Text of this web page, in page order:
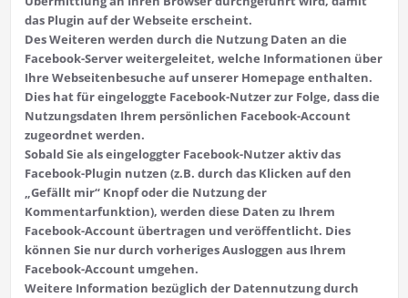
das Plugin auf der Webseite erscheint.
Des Weiteren werden durch die Nutzung Daten an die
Facebook-Server weitergeleitet, welche Informationen über
Ihre Webseitenbesuche auf unserer Homepage enthalten.
Dies hat für eingeloggte Facebook-Nutzer zur Folge, dass die
Nutzungsdaten Ihrem persönlichen Facebook-Account
zugeordnet werden.
Sobald Sie als eingeloggter Facebook-Nutzer aktiv das
Facebook-Plugin nutzen (z.B. durch das Klicken auf den
„Gefällt mir“ Knopf oder die Nutzung der
Kommentarfunktion), werden diese Daten zu Ihrem
Facebook-Account übertragen und veröffentlicht. Dies
können Sie nur durch vorheriges Ausloggen aus Ihrem
Facebook-Account umgehen.
Weitere Information bezüglich der Datennutzung durch